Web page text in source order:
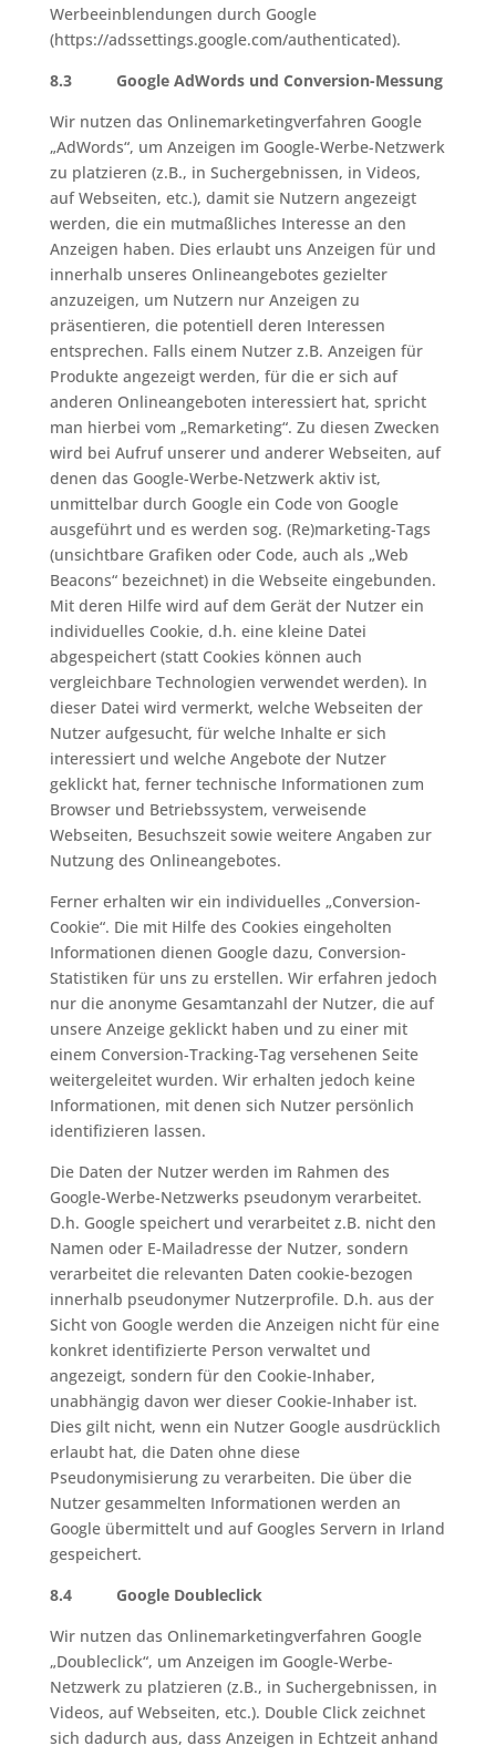
Werbeeinblendungen durch Google
(https://adssettings.google.com/authenticated).
8.3 Google AdWords und Conversion-Messung
Wir nutzen das Onlinemarketingverfahren Google
„AdWords“, um Anzeigen im Google-Werbe-Netzwerk
zu platzieren (z.B., in Suchergebnissen, in Videos,
auf Webseiten, etc.), damit sie Nutzern angezeigt
werden, die ein mutmaßliches Interesse an den
Anzeigen haben. Dies erlaubt uns Anzeigen für und
innerhalb unseres Onlineangebotes gezielter
anzuzeigen, um Nutzern nur Anzeigen zu
präsentieren, die potentiell deren Interessen
entsprechen. Falls einem Nutzer z.B. Anzeigen für
Produkte angezeigt werden, für die er sich auf
anderen Onlineangeboten interessiert hat, spricht
man hierbei vom „Remarketing“. Zu diesen Zwecken
wird bei Aufruf unserer und anderer Webseiten, auf
denen das Google-Werbe-Netzwerk aktiv ist,
unmittelbar durch Google ein Code von Google
ausgeführt und es werden sog. (Re)marketing-Tags
(unsichtbare Grafiken oder Code, auch als „Web
Beacons“ bezeichnet) in die Webseite eingebunden.
Mit deren Hilfe wird auf dem Gerät der Nutzer ein
individuelles Cookie, d.h. eine kleine Datei
abgespeichert (statt Cookies können auch
vergleichbare Technologien verwendet werden). In
dieser Datei wird vermerkt, welche Webseiten der
Nutzer aufgesucht, für welche Inhalte er sich
interessiert und welche Angebote der Nutzer
geklickt hat, ferner technische Informationen zum
Browser und Betriebssystem, verweisende
Webseiten, Besuchszeit sowie weitere Angaben zur
Nutzung des Onlineangebotes.
Ferner erhalten wir ein individuelles „Conversion-
Cookie“. Die mit Hilfe des Cookies eingeholten
Informationen dienen Google dazu, Conversion-
Statistiken für uns zu erstellen. Wir erfahren jedoch
nur die anonyme Gesamtanzahl der Nutzer, die auf
unsere Anzeige geklickt haben und zu einer mit
einem Conversion-Tracking-Tag versehenen Seite
weitergeleitet wurden. Wir erhalten jedoch keine
Informationen, mit denen sich Nutzer persönlich
identifizieren lassen.
Die Daten der Nutzer werden im Rahmen des
Google-Werbe-Netzwerks pseudonym verarbeitet.
D.h. Google speichert und verarbeitet z.B. nicht den
Namen oder E-Mailadresse der Nutzer, sondern
verarbeitet die relevanten Daten cookie-bezogen
innerhalb pseudonymer Nutzerprofile. D.h. aus der
Sicht von Google werden die Anzeigen nicht für eine
konkret identifizierte Person verwaltet und
angezeigt, sondern für den Cookie-Inhaber,
unabhängig davon wer dieser Cookie-Inhaber ist.
Dies gilt nicht, wenn ein Nutzer Google ausdrücklich
erlaubt hat, die Daten ohne diese
Pseudonymisierung zu verarbeiten. Die über die
Nutzer gesammelten Informationen werden an
Google übermittelt und auf Googles Servern in Irland
gespeichert.
8.4 Google Doubleclick
Wir nutzen das Onlinemarketingverfahren Google
„Doubleclick“, um Anzeigen im Google-Werbe-
Netzwerk zu platzieren (z.B., in Suchergebnissen, in
Videos, auf Webseiten, etc.). Double Click zeichnet
sich dadurch aus, dass Anzeigen in Echtzeit anhand